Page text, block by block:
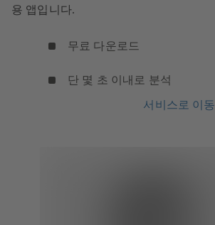
용 앱입니다.
무료 다운로드
단 몇 초 이내로 분석
서비스로 이동